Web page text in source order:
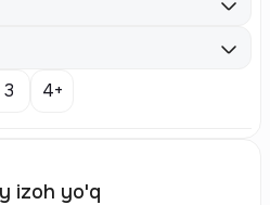
3 4+
izoh yo'q